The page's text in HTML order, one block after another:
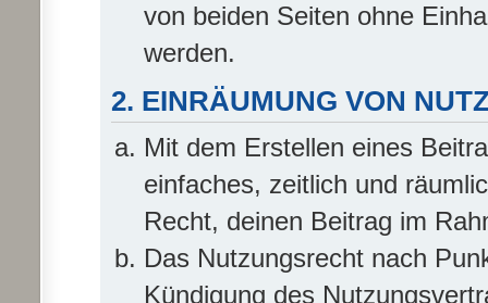
von beiden Seiten ohne
werden.
2. EINRÄUMUNG VON
Mit dem Erstellen eines
einfaches, zeitlich und
Recht, deinen Beitrag im
Das Nutzungsrecht nach
Kündigung des